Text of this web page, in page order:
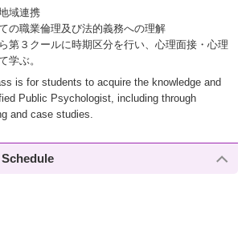
域連携
の職業倫理及び法的義務への理解
第３クールに時期区分を行い、心理面接・心理
学ぶ。
is for students to acquire the knowledge and
Public Psychologist, including through
and case studies.